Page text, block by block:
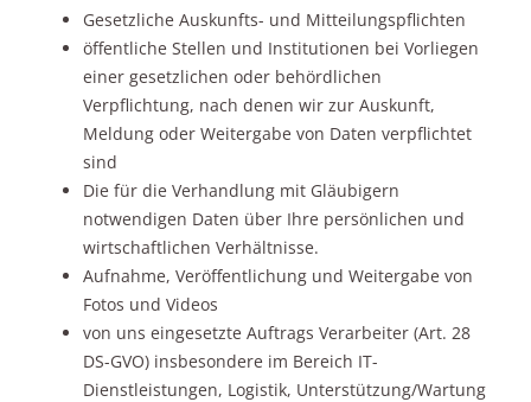
Gesetzliche Auskunfts- und Mitteilungspflichten
öffentliche Stellen und Institutionen bei Vorliegen
einer gesetzlichen oder behördlichen
Verpflichtung, nach denen wir zur Auskunft,
Meldung oder Weitergabe von Daten verpflichtet
sind
Die für die Verhandlung mit Gläubigern
notwendigen Daten über Ihre persönlichen und
wirtschaftlichen Verhältnisse.
Aufnahme, Veröffentlichung und Weitergabe von
Fotos und Videos
von uns eingesetzte Auftrags Verarbeiter (Art. 28
DS-GVO) insbesondere im Bereich IT-
Dienstleistungen, Logistik, Unterstützung/Wartung